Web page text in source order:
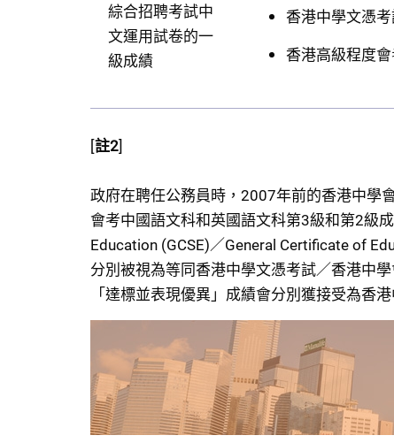
綜合招聘考試中
文運用試卷的一
級成績
香港中學文憑
香港高級程度
[註2]
政府在聘任公務員時，2007年前的香港中學
會考中國語文科和英國語文科第3級和第2級
Education (GCSE)／General Certificate of
分別被視為等同香港中學文憑考試／香港中
「達標並表現優異」成績會分別獲接受為香